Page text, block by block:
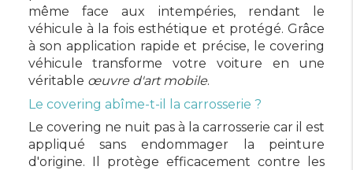
même face aux intempéries, rendant le
véhicule à la fois esthétique et protégé. Grâce
à son application rapide et précise, le covering
véhicule transforme votre voiture en une
véritable œuvre d'art mobile.
Le covering abîme-t-il la carrosserie ?
Le covering ne nuit pas à la carrosserie car il est
appliqué sans endommager la peinture
d'origine. Il protège efficacement contre les